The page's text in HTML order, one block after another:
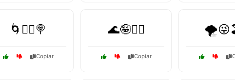
🌀🤹‍♀️🍭
Copiar
🌊🤪🏄‍♀️
Copiar